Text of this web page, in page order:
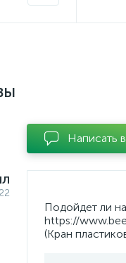
Написать
Подойдет ли
https://
(Кран